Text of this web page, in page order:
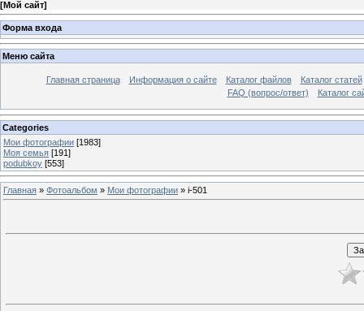
[Мой сайт]
Форма входа
Меню сайта
Главная страница Информация о сайте Каталог файлов
Каталог статей
FAQ (вопрос/ответ)
Каталог
Categories
Мои фотографии [1983]
Моя семья [191]
podubkoy [553]
Главная » Фотоальбом » Мои фотографии » i-501